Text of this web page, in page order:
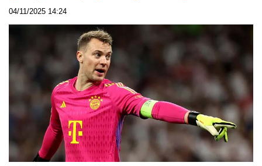
04/11/2025 14:24